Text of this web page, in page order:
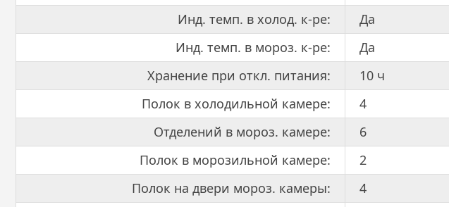
Инд. темп. в холод. к-ре:
Да
Инд. темп. в мороз. к-ре:
Да
Хранение при откл. питания:
10 ч
Полок в холодильной камере:
4
Отделений в мороз. камере:
6
Полок в морозильной камере:
2
Полок на двери мороз. камеры:
4